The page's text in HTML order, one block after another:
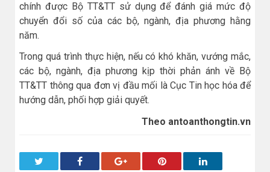
chính được Bộ TT&TT sử dụng để đánh giá mức độ
chuyển đổi số của các bộ, ngành, địa phương hằng
năm.
Trong quá trình thực hiện, nếu có khó khăn, vướng mắc,
các bộ, ngành, địa phương kịp thời phản ánh về Bộ
TT&TT thông qua đơn vị đầu mối là Cục Tin học hóa để
hướng dẫn, phối hợp giải quyết.
Theo antoanthongtin.vn
Facebook Google+ Pinterest LinkedIn